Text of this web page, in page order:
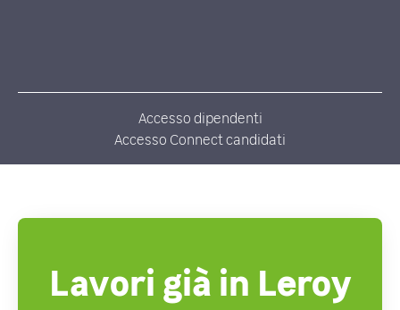
Accesso dipendenti
Accesso Connect candidati
Lavori già in Leroy